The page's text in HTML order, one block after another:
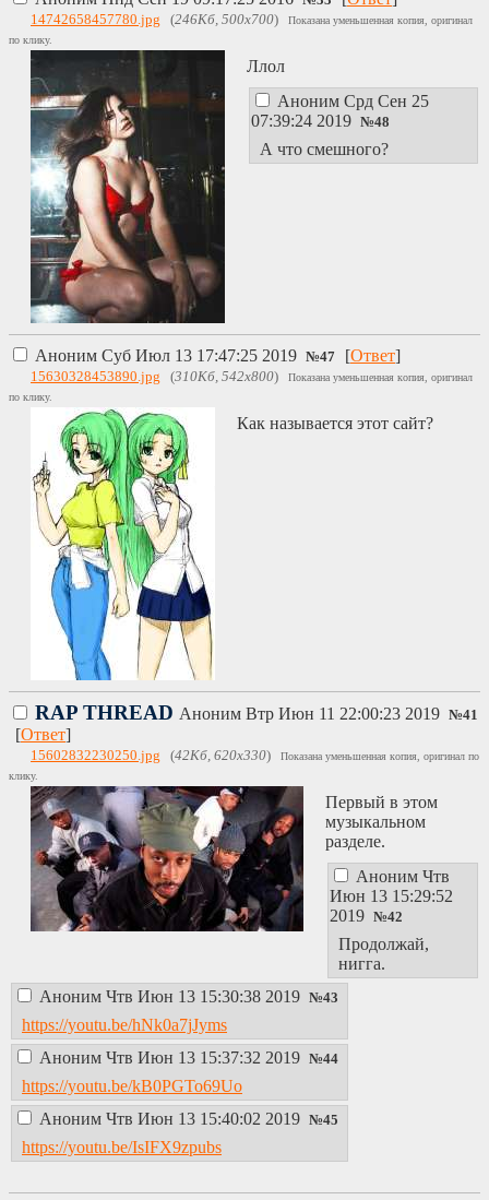
14742658457780.jpg (246Кб, 500x700)
Показана уменьшенная копия, оригинал
по клику.
Ллол
Аноним Срд Сен 25
07:39:24 2019 №48
А что смешного?
Аноним Суб Июл 13 17:47:25 2019 №47 [Ответ]
15630328453890.jpg (310Кб, 542x800)
Показана уменьшенная копия, оригинал
по клику.
Как называется этот сайт?
RAP THREAD Аноним Втр Июн 11 22:00:23 2019 №41
[Ответ]
15602832230250.jpg (42Кб, 620x330)
Показана уменьшенная копия, оригинал по
клику.
Первый в этом
музыкальном
разделе.
Аноним Чтв
Июн 13 15:29:52
2019 №42
Продолжай,
нигга.
Аноним Чтв Июн 13 15:30:38 2019 №43
https://youtu.be/hNk0a7jJyms
Аноним Чтв Июн 13 15:37:32 2019 №44
https://youtu.be/kB0PGTo69Uo
Аноним Чтв Июн 13 15:40:02 2019 №45
https://youtu.be/IsIFX9zpubs